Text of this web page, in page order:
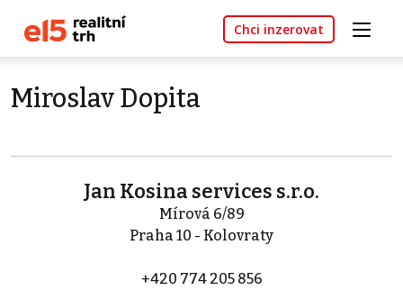
Chci inzerovat
Miroslav Dopita
Jan Kosina services s.r.o.
Mírová 6/89
Praha 10 - Kolovraty
+420 774 205 856